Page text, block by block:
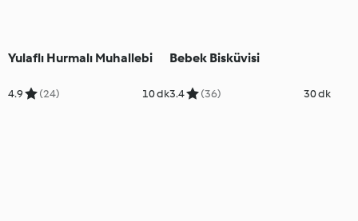
Yulaflı Hurmalı Muhallebi
4.9 (24) 10 dk
Bebek Bisküvisi
3.4 (36) 30 dk